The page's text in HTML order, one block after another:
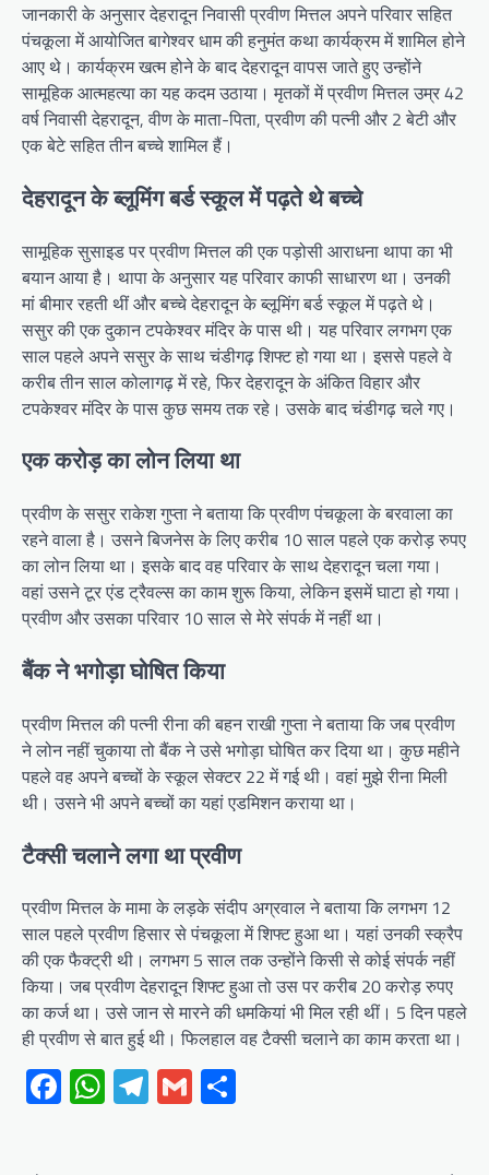
जानकारी के अनुसार देहरादून निवासी प्रवीण मित्तल अपने परिवार सहित
पंचकूला में आयोजित बागेश्वर धाम की हनुमंत कथा कार्यक्रम में शामिल होने
आए थे। कार्यक्रम खत्म होने के बाद देहरादून वापस जाते हुए उन्होंने
सामूहिक आत्महत्या का यह कदम उठाया। मृतकों में प्रवीण मित्तल उम्र 42
वर्ष निवासी देहरादून, वीण के माता-पिता, प्रवीण की पत्नी और 2 बेटी और
एक बेटे सहित तीन बच्चे शामिल हैं।
देहरादून के ब्लूमिंग बर्ड स्कूल में पढ़ते थे बच्चे
सामूहिक सुसाइड पर प्रवीण मित्तल की एक पड़ोसी आराधना थापा का भी
बयान आया है। थापा के अनुसार यह परिवार काफी साधारण था। उनकी
मां बीमार रहती थीं और बच्चे देहरादून के ब्लूमिंग बर्ड स्कूल में पढ़ते थे।
ससुर की एक दुकान टपकेश्वर मंदिर के पास थी। यह परिवार लगभग एक
साल पहले अपने ससुर के साथ चंडीगढ़ शिफ्ट हो गया था। इससे पहले वे
करीब तीन साल कोलागढ़ में रहे, फिर देहरादून के अंकित विहार और
टपकेश्वर मंदिर के पास कुछ समय तक रहे। उसके बाद चंडीगढ़ चले गए।
एक करोड़ का लोन लिया था
प्रवीण के ससुर राकेश गुप्ता ने बताया कि प्रवीण पंचकूला के बरवाला का
रहने वाला है। उसने बिजनेस के लिए करीब 10 साल पहले एक करोड़ रुपए
का लोन लिया था। इसके बाद वह परिवार के साथ देहरादून चला गया।
वहां उसने टूर एंड ट्रैवल्स का काम शुरू किया, लेकिन इसमें घाटा हो गया।
प्रवीण और उसका परिवार 10 साल से मेरे संपर्क में नहीं था।
बैंक ने भगोड़ा घोषित किया
प्रवीण मित्तल की पत्नी रीना की बहन राखी गुप्ता ने बताया कि जब प्रवीण
ने लोन नहीं चुकाया तो बैंक ने उसे भगोड़ा घोषित कर दिया था। कुछ महीने
पहले वह अपने बच्चों के स्कूल सेक्टर 22 में गई थी। वहां मुझे रीना मिली
थी। उसने भी अपने बच्चों का यहां एडमिशन कराया था।
टैक्सी चलाने लगा था प्रवीण
प्रवीण मित्तल के मामा के लड़के संदीप अग्रवाल ने बताया कि लगभग 12
साल पहले प्रवीण हिसार से पंचकूला में शिफ्ट हुआ था। यहां उनकी स्क्रैप
की एक फैक्ट्री थी। लगभग 5 साल तक उन्होंने किसी से कोई संपर्क नहीं
किया। जब प्रवीण देहरादून शिफ्ट हुआ तो उस पर करीब 20 करोड़ रुपए
का कर्ज था। उसे जान से मारने की धमकियां भी मिल रही थीं। 5 दिन पहले
ही प्रवीण से बात हुई थी। फिलहाल वह टैक्सी चलाने का काम करता था।
Facebook
WhatsApp
Telegram
Gmail
Post